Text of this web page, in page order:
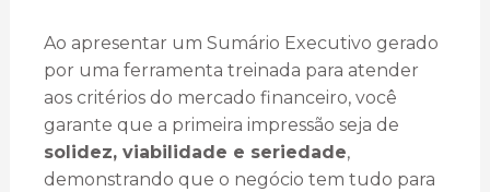
Ao apresentar um Sumário Executivo gerado
por uma ferramenta treinada para atender
aos critérios do mercado financeiro, você
garante que a primeira impressão seja de
solidez, viabilidade e seriedade,
demonstrando que o negócio tem tudo para